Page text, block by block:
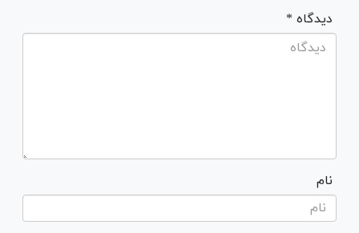
* دیدگاه
نام